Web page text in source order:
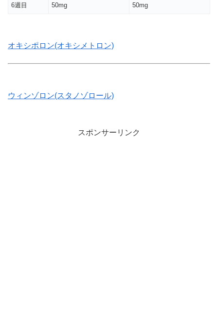
6週目 50mg 50mg
オキシポロン(オキシメトロン)
ウィンゾロン(スタノゾロール)
スポンサーリンク